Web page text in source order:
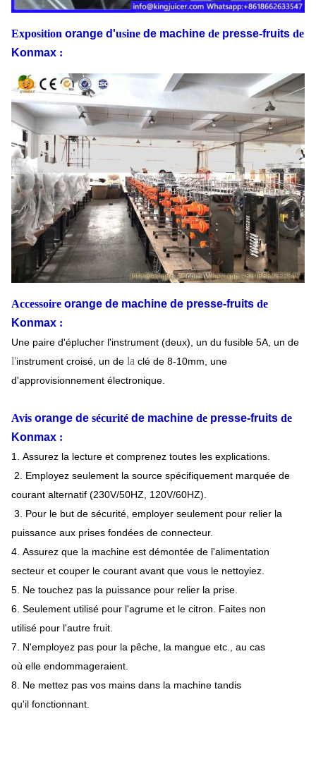
Exposition orange d'usine de machine de presse-fruits de
Konmax :
Accessoire orange de machine de presse-fruits de
Konmax :
Une paire d'éplucher l'instrument (deux), un du fusible 5A, un de
l'instrument croisé, un de la clé de 8-10mm, une
d'approvisionnement électronique.
Avis orange de sécurité de machine de presse-fruits de
Konmax :
1. Assurez la lecture et comprenez toutes les explications.
2. Employez seulement la source spécifiquement marquée de
courant alternatif (230V/50HZ, 120V/60HZ).
3. Pour le but de sécurité, employer seulement pour relier la
puissance aux prises fondées de connecteur.
4. Assurez que la machine est démontée de l'alimentation
secteur et couper le courant avant que vous le nettoyiez.
5. Ne touchez pas la puissance pour relier la prise.
6. Seulement utilisé pour l'agrume et le citron. Faites non
utilisé pour l'autre fruit.
7. N'employez pas pour la pêche, la mangue etc., au cas
où elle endommageraient.
8. Ne mettez pas vos mains dans la machine tandis
qu'il fonctionnant.